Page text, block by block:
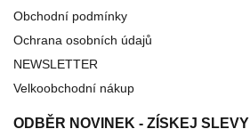
Obchodní podmínky
Ochrana osobních údajů
NEWSLETTER
Velkoobchodní nákup
ODBĚR NOVINEK - ZÍSKEJ SLEVY